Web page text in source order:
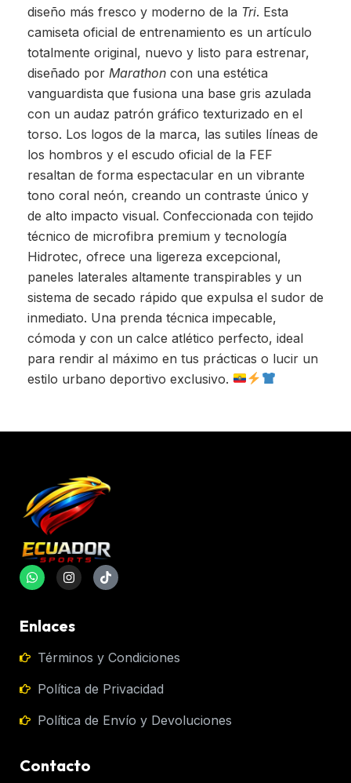
diseño más fresco y moderno de la Tri. Esta
camiseta oficial de entrenamiento es un artículo
totalmente original, nuevo y listo para estrenar,
diseñado por Marathon con una estética
vanguardista que fusiona una base gris azulada
con un audaz patrón gráfico texturizado en el
torso. Los logos de la marca, las sutiles líneas de
los hombros y el escudo oficial de la FEF
resaltan de forma espectacular en un vibrante
tono coral neón, creando un contraste único y
de alto impacto visual. Confeccionada con tejido
técnico de microfibra premium y tecnología
Hidrotec, ofrece una ligereza excepcional,
paneles laterales altamente transpirables y un
sistema de secado rápido que expulsa el sudor de
inmediato. Una prenda técnica impecable,
cómoda y con un calce atlético perfecto, ideal
para rendir al máximo en tus prácticas o lucir un
estilo urbano deportivo exclusivo.
Enlaces
Términos y Condiciones
Política de Privacidad
Política de Envío y Devoluciones
Contacto